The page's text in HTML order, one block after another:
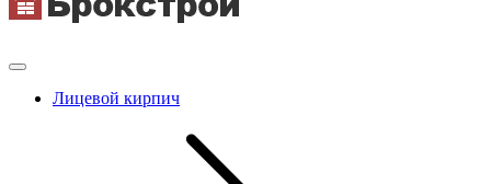
Лицевой кирпич